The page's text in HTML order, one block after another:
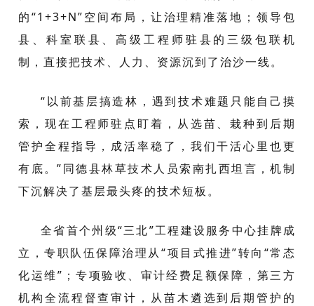
的“1+3+N”空间布局，让治理精准落地；领导包
县、科室联县、高级工程师驻县的三级包联机
制，直接把技术、人力、资源沉到了治沙一线。
“以前基层搞造林，遇到技术难题只能自己摸
索，现在工程师驻点盯着，从选苗、栽种到后期
管护全程指导，成活率稳了，我们干活心里也更
有底。”同德县林草技术人员索南扎西坦言，机制
下沉解决了基层最头疼的技术短板。
全省首个州级“三北”工程建设服务中心挂牌成
立，专职队伍保障治理从“项目式推进”转向“常态
化运维”；专项验收、审计经费足额保障，第三方
机构全流程督查审计，从苗木遴选到后期管护的